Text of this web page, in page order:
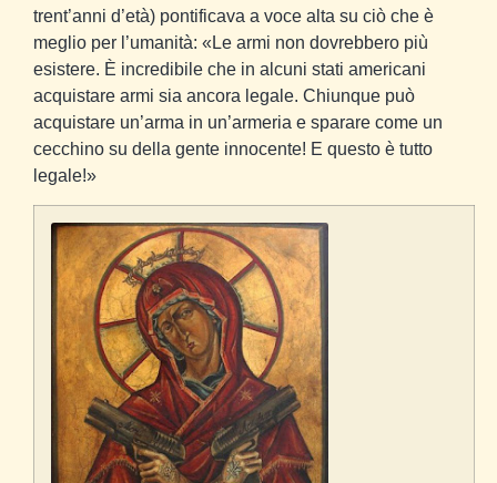
trent’anni d’età) pontificava a voce alta su ciò che è
meglio per l’umanità: «Le armi non dovrebbero più
esistere. È incredibile che in alcuni stati americani
acquistare armi sia ancora legale. Chiunque può
acquistare un’arma in un’armeria e sparare come un
cecchino su della gente innocente! E questo è tutto
legale!»